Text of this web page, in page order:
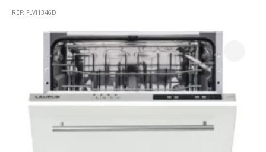
initial
599,00 €.459,00 €.
REF: FLVI1346D